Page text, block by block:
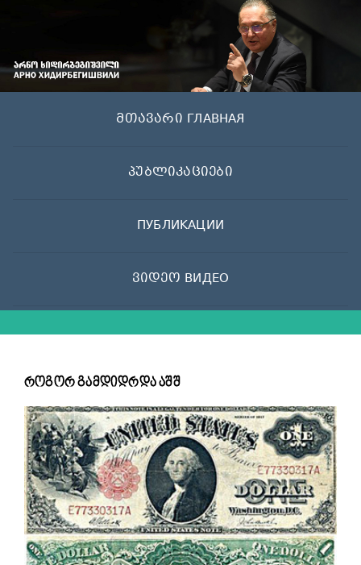
მთავარი ГЛАВНАЯ
პუბლიკაციები
ПУБЛИКАЦИИ
ვიდეო ВИДЕО
როგორ გამდიდრდა აშშ